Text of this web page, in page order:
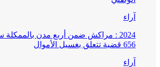
آراء
2024 : مراكش ضمن أربع مدن
656 قضية تتعلق بغسيل الأموال
آراء